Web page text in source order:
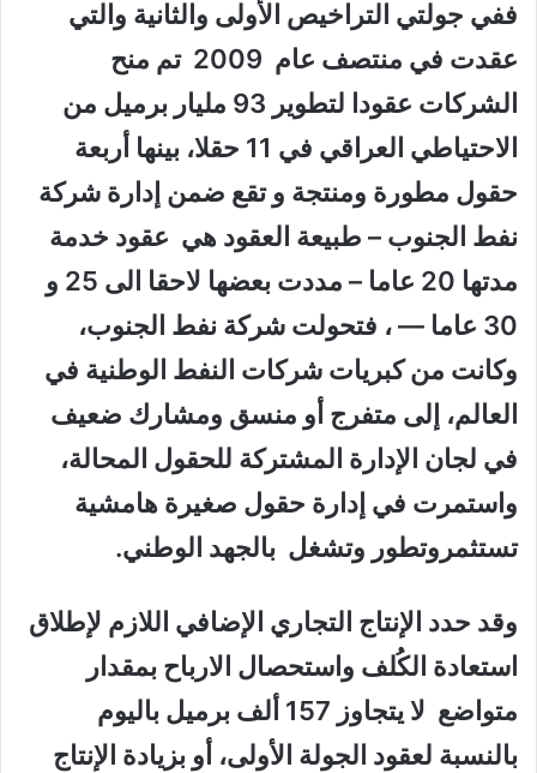
ففي جولتي التراخيص الأولى والثانية والتي
عقدت في منتصف عام 2009 تم منح
الشركات عقودا لتطوير 93 مليار برميل من
الاحتياطي العراقي في 11 حقلا، بينها أربعة
حقول مطورة ومنتجة و تقع ضمن إدارة شركة
نفط الجنوب – طبيعة العقود هي عقود خدمة
مدتها 20 عاما – مددت بعضها لاحقا الى 25 و
30 عاما — ، فتحولت شركة نفط الجنوب،
وكانت من كبريات شركات النفط الوطنية في
العالم، إلى متفرج أو منسق ومشارك ضعيف
في لجان الإدارة المشتركة للحقول المحالة،
واستمرت في إدارة حقول صغيرة هامشية
تستثمروتطور وتشغل بالجهد الوطني.
وقد حدد الإنتاج التجاري الإضافي اللازم لإطلاق
استعادة الكُلف واستحصال الارباح بمقدار
متواضع لا يتجاوز 157 ألف برميل باليوم
بالنسبة لعقود الجولة الأولى، أو بزيادة الإنتاج